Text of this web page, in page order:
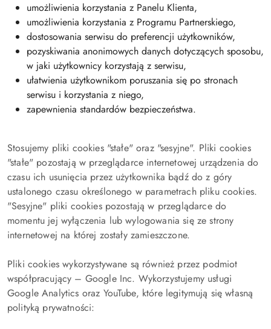
umożliwienia korzystania z Panelu Klienta,
umożliwienia korzystania z Programu Partnerskiego,
dostosowania serwisu do preferencji użytkowników,
pozyskiwania anonimowych danych dotyczących sposobu,
w jaki użytkownicy korzystają z serwisu,
ułatwienia użytkownikom poruszania się po stronach
serwisu i korzystania z niego,
zapewnienia standardów bezpieczeństwa.
Stosujemy pliki cookies "stałe" oraz "sesyjne". Pliki cookies
"stałe" pozostają w przeglądarce internetowej urządzenia do
czasu ich usunięcia przez użytkownika bądź do z góry
ustalonego czasu określonego w parametrach pliku cookies.
"Sesyjne" pliki cookies pozostają w przeglądarce do
momentu jej wyłączenia lub wylogowania się ze strony
internetowej na której zostały zamieszczone.
Pliki cookies wykorzystywane są również przez podmiot
współpracujący – Google Inc. Wykorzystujemy usługi
Google Analytics oraz YouTube, które legitymują się własną
polityką prywatności: